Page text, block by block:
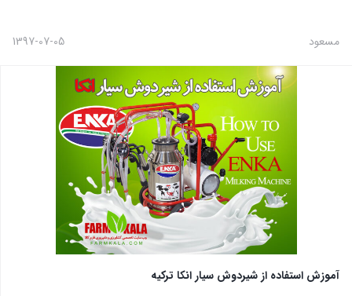
مسعود 1397-07-05
آموزش استفاده از شیردوش سیار انکا ترکیه